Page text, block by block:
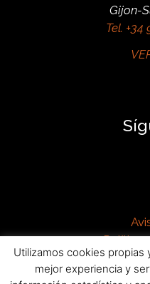
Gijon-
Tel.
Política
Utilizamos cookies
mejor experiencia y